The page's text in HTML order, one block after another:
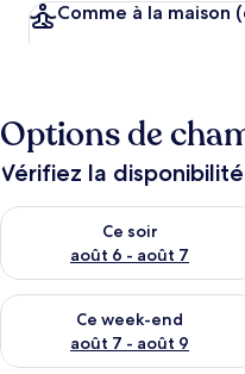
Comme à la maison
Options de
Vérifiez la
Ce soir
août 6 - août 7
Vérifier la disponibilité pour
Ce week-end
août 7 - août 9
Vérifier la disponibilité pour